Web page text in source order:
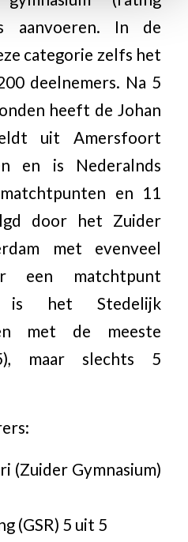
aanvoeren. In de
categorie zelfs het
deelnemers. Na 5
heeft de Johan
uit Amersfoort
en is Nederalnds
en 11
door het Zuider
met evenveel
een matchtpunt
is het Stedelijk
met de meeste
maar slechts 5
(Zuider Gymnasium)
(GSR) 5 uit 5